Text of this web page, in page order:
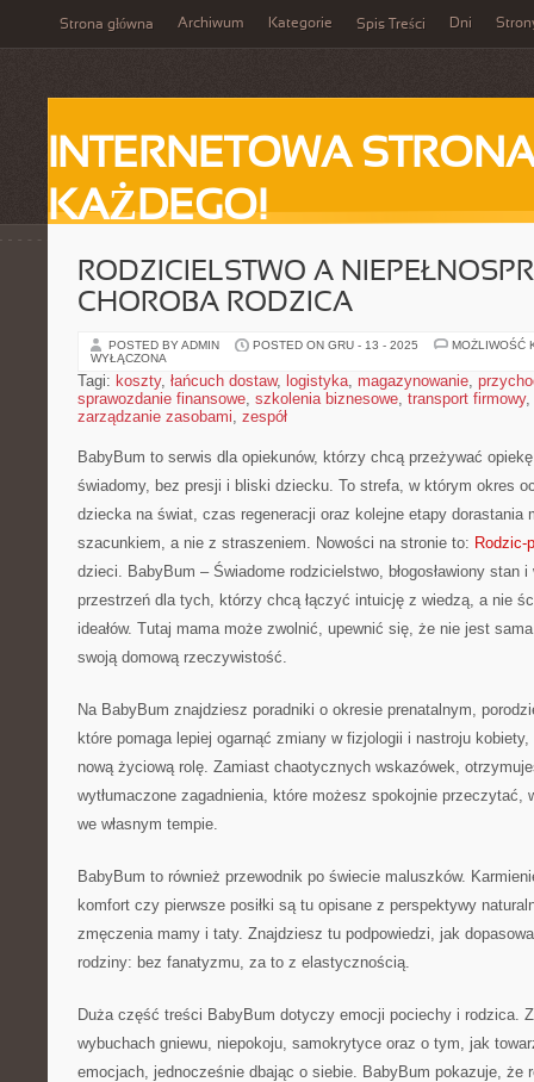
Strona główna Archiwum Kategorie Spis Treści Dni
INTERNETOWA
KAŻDEGO!
RODZICIELSTWO A
CHOROBA RODZICA
POSTED BY ADMIN POSTED ON GRU - 13 - 2025
MOŻLIWOŚĆ
WYŁĄCZONA
Tagi: koszty, łańcuch dostaw, logistyka, magazynowanie,
sprawozdanie finansowe, szkolenia biznesowe, transport firmowy,
zarządzanie zasobami, zespół
BabyBum to serwis dla opiekunów, którzy chcą przeżywać
świadomy, bez presji i bliski dziecku. To strefa, w którym okres
dziecka na świat, czas regeneracji oraz kolejne etapy dorastania
szacunkiem, a nie z straszeniem. Nowości na stronie to: Rodzic-
dzieci. BabyBum – Świadome rodzicielstwo, błogosławiony stan
przestrzeń dla tych, którzy chcą łączyć intuicję z wiedzą, a nie
ideałów. Tutaj mama może zwolnić, upewnić się, że nie jest
swoją domową rzeczywistość.
Na BabyBum znajdziesz poradniki o okresie prenatalnym,
które pomaga lepiej ogarnąć zmiany w fizjologii i nastroju
nową życiową rolę. Zamiast chaotycznych wskazówek,
wytłumaczone zagadnienia, które możesz spokojnie przeczytać,
we własnym tempie.
BabyBum to również przewodnik po świecie maluszków.
komfort czy pierwsze posiłki są tu opisane z perspektywy
zmęczenia mamy i taty. Znajdziesz tu podpowiedzi, jak
rodziny: bez fanatyzmu, za to z elastycznością.
Duża część treści BabyBum dotyczy emocji pociechy i rodzica.
wybuchach gniewu, niepokoju, samokrytyce oraz o tym, jak
emocjach, jednocześnie dbając o siebie. BabyBum pokazuje, że